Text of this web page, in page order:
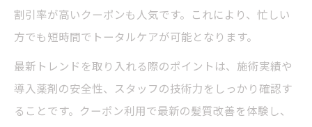
割引率が高いクーポンも人気です。これにより、忙しい
方でも短時間でトータルケアが可能となります。
最新トレンドを取り入れる際のポイントは、施術実績や
導入薬剤の安全性、スタッフの技術力をしっかり確認す
ることです。クーポン利用で最新の髪質改善を体験し、